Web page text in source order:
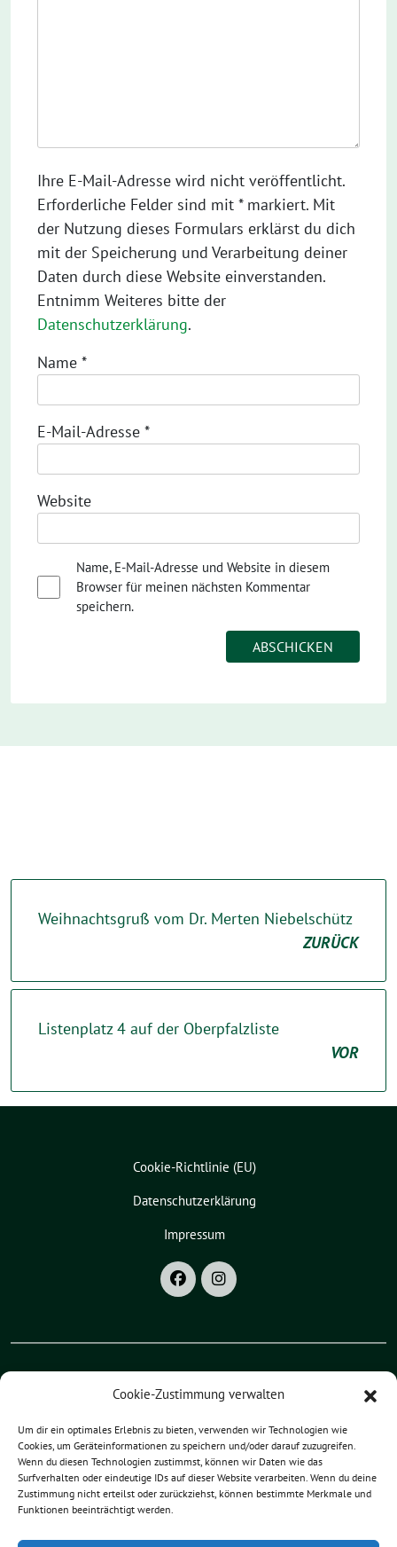
Cookie-Zustimmung verwalten
Um dir ein optimales Erlebnis zu bieten, verwenden wir Technologien wie
Cookies, um Geräteinformationen zu speichern und/oder darauf zuzugreifen.
Wenn du diesen Technologien zustimmst, können wir Daten wie das
Surfverhalten oder eindeutige IDs auf dieser Website verarbeiten. Wenn du deine
Zustimmung nicht erteilst oder zurückziehst, können bestimmte Merkmale und
Funktionen beeinträchtigt werden.
Ihre E-Mail-Adresse wird nicht veröffentlicht.
Erforderliche Felder sind mit * markiert. Mit
der Nutzung dieses Formulars erklärst du dich
mit der Speicherung und Verarbeitung deiner
Daten durch diese Website einverstanden.
Entnimm Weiteres bitte der
Datenschutzerklärung.
Name *
E-Mail-Adresse *
Website
Name, E-Mail-Adresse und Website in diesem
Browser für meinen nächsten Kommentar
speichern.
Weihnachtsgruß vom Dr. Merten Niebelschütz
ZURÜCK
Listenplatz 4 auf der Oberpfalzliste
VOR
Cookie-Richtlinie (EU)
Datenschutzerklärung
Impressum
Grüne Bayern
Grüne Oberpfalz
Grüne Landkreis Regensburg